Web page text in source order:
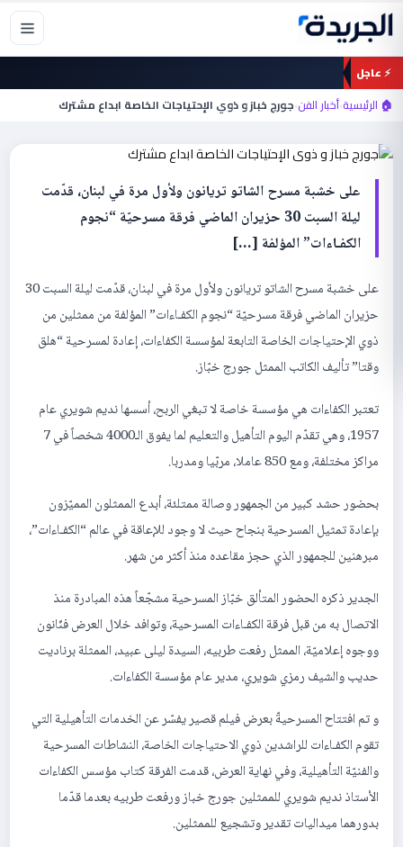
تخطي
المحتوى
⚡ عاجل
🏠 الرئيسية›أخبار الفن›جورج خباز و ذوي الإحتياجات الخاصة ابداع مشترك
أخبار الفن
جورج خباز و ذوي الإحتياجات الخاصة ابداع
على خشبة مسرح الشاتو تريانون ولأول مرة في لبنان، قدّمت
ليلة السبت 30 حزيران الماضي فرقة مسرحيّة “نجوم
الكفـاءات” المؤلفة […]
على خشبة مسرح الشاتو تريانون ولأول مرة في لبنان، قدّمت ليلة السبت 30
حزيران الماضي فرقة مسرحيّة “نجوم الكفـاءات” المؤلفة من ممثلين من
ذوي الإحتياجات الخاصة التابعة لمؤسسة الكفاءات، إعادة لمسرحية “هلق
وقتا” تأليف الكاتب الممثل جورج خبّاز.
تعتبر الكفاءات هي مؤسسة خاصة لا تبغي الربح، أسسها نديم شويري عام
1957، وهي تقدّم اليوم التأهيل والتعليم لما يفوق الـ4000 شخصاً في 7
مراكز مختلفة، ومع 850 عاملا، مربّيا ومدربا.
بحضور حشد كبير من الجمهور وصالة ممتلئة، أبدع الممثلون المميّزون
بإعادة تمثيل المسرحية بنجاح حيث لا وجود للإعاقة في عالم “الكفـاءات”،
مبرهنين للجمهور الذي حجز مقاعده منذ أكثر من شهر.
الجدير ذكره الحضور المتألق خبّاز المسرحية مشجّعاً هذه المبادرة منذ
الاتصال به من قبل فرقة الكفـاءات المسرحية، وتوافد خلال العرض فنّانون
ووجوه إعلاميّة، الممثل رفعت طربيه، السيدة ليلى عبيد، الممثلة برناديت
حديب والشيف رمزي شويري، مدير عام مؤسسة الكفاءات.
و تم افتتاح المسرحيةّ بعرض فيلم قصير يفسّر عن الخدمات التأهيلية التي
تقوم الكفـاءات للراشدين ذوي الاحتياجات الخاصة، النشاطات المسرحية
والفنيّة التأهيلية، وفي نهاية العرض، قدمت الفرقة كتاب مؤسس الكفاءات
الأستاذ نديم شويري للممثلين جورج خباز ورفعت طربيه بعدما قدّما
بدورهما ميداليات تقدير وتشجيع للممثلين.